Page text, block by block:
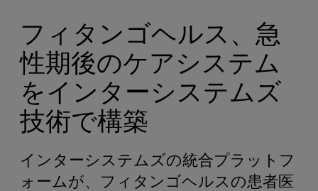
フィタンゴヘルス、急
性期後のケアシステム
をインターシステムズ
技術で構築
インターシステムズの統合プラットフ
ォームが、フィタンゴヘルスの患者医